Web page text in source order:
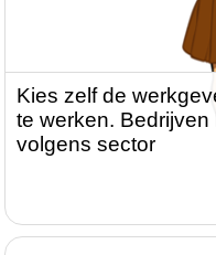
Kies zelf de
te werken.
volgens sector